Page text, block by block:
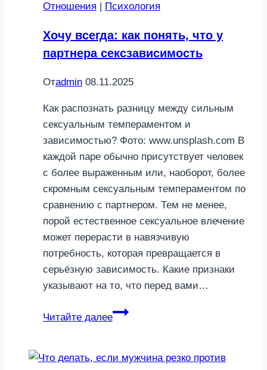
родителем
Отношения Психология
Хочу всегда: как понять, что у
партнера сексзависимость
Отadmin 08.11.2025
Как распознать разницу между сильным
сексуальным темпераментом и
зависимостью? Фото: www.unsplash.com В
каждой паре обычно присутствует человек
с более выраженным или, наоборот, более
скромным сексуальным темпераментом по
сравнению с партнером. Тем не менее,
порой естественное сексуальное влечение
может перерасти в навязчивую
потребность, которая превращается в
серьёзную зависимость. Какие признаки
указывают на то, что перед вами…
Читайте далее
Хочу
понять,